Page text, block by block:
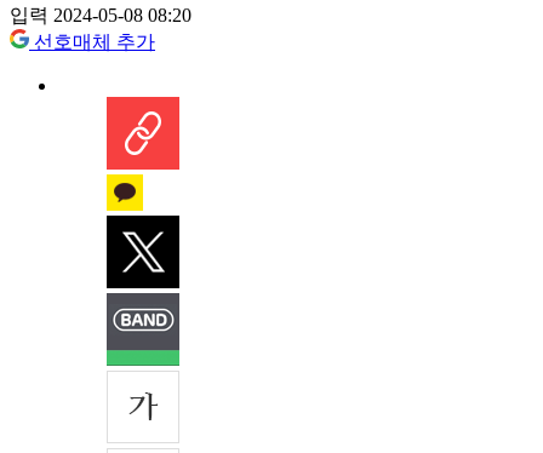
입력 2024-05-08 08:20
선호매체 추가